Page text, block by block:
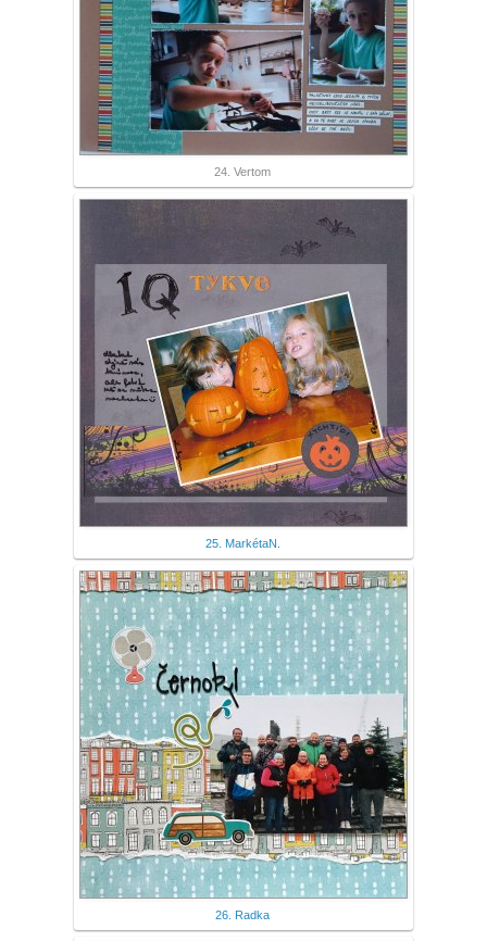
24. Vertom
25. MarkétaN.
26. Radka